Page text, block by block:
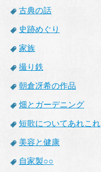
古典の話
史跡めぐり
家族
撮り鉄
朝倉冴希の作品
畑とガーデニング
短歌についてあれこれ
美容と健康
自家製○○